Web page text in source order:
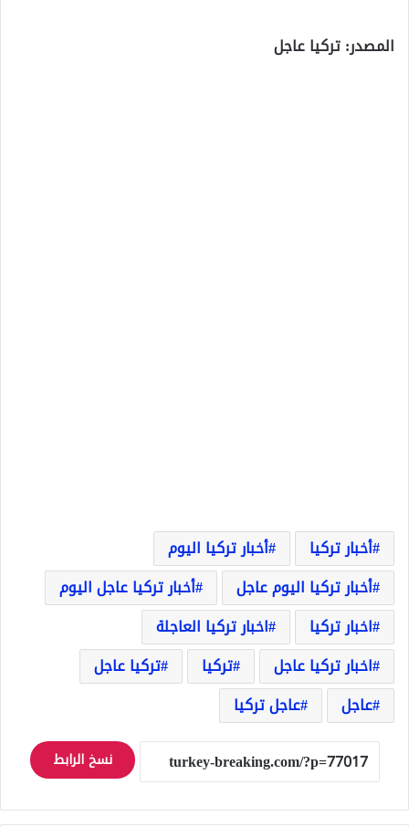
المصدر: تركيا عاجل
أخبار تركيا
أخبار تركيا اليوم
أخبار تركيا اليوم عاجل
أخبار تركيا عاجل اليوم
اخبار تركيا
اخبار تركيا العاجلة
اخبار تركيا عاجل
تركيا
تركيا عاجل
عاجل
عاجل تركيا
نسخ الرابط